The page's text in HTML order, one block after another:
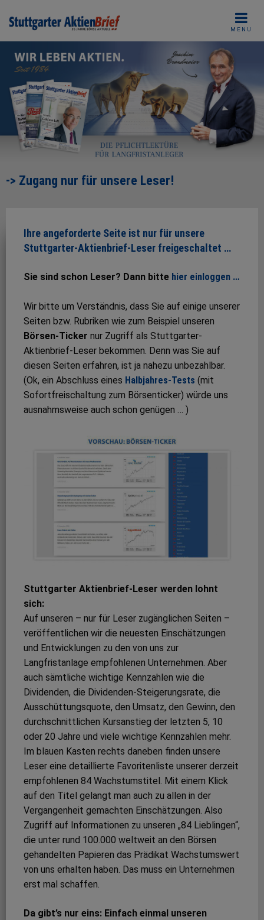
MENU
-> Zugang nur für unsere Leser!
Ihre angeforderte Seite ist nur für unsere
Stuttgarter-Aktienbrief-Leser freigeschaltet …
Sie sind schon Leser? Dann bitte hier einloggen …
Wir bitte um Verständnis, dass Sie auf einige unserer
Seiten bzw. Rubriken wie zum Beispiel unseren
Börsen-Ticker nur Zugriff als Stuttgarter-
Aktienbrief-Leser bekommen. Denn was Sie auf
diesen Seiten erfahren, ist ja nahezu unbezahlbar.
(Ok, ein Abschluss eines Halbjahres-Tests (mit
Sofortfreischaltung zum Börsenticker) würde uns
ausnahmsweise auch schon genügen … )
Stuttgarter Aktienbrief-Leser werden lohnt
sich:
Auf unseren – nur für Leser zugänglichen Seiten –
veröffentlichen wir die neuesten Einschätzungen
und Entwicklungen zu den von uns zur
Langfristanlage empfohlenen Unternehmen. Aber
auch sämtliche wichtige Kennzahlen wie die
Dividenden, die Dividenden-Steigerungsrate, die
Ausschüttungsquote, den Umsatz, den Gewinn, den
durchschnittlichen Kursanstieg der letzten 5, 10
oder 20 Jahre und viele wichtige Kennzahlen mehr.
Im blauen Kasten rechts daneben finden unsere
Leser eine detaillierte Favoritenliste unserer derzeit
empfohlenen 84 Wachstumstitel. Mit einem Klick
auf den Titel gelangt man auch zu allen in der
Vergangenheit gemachten Einschätzungen. Also
Zugriff auf Informationen zu unseren „84 Lieblingen“,
die unter rund 100.000 weltweit an den Börsen
gehandelten Papieren das Prädikat Wachstumswert
von uns erhalten haben. Das muss ein Unternehmen
erst mal schaffen.
Da gibt’s nur eins: Einfach einmal unseren